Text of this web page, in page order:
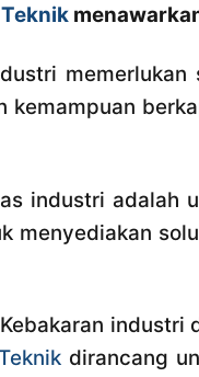
kemampuan
industri adalah
menyediakan
Kebakaran industri
dirancang